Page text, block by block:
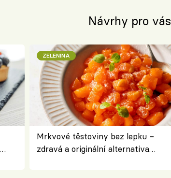
Návrhy pro vás
ZELENINA
Mrkvové těstoviny bez lepku –
zdravá a originální alternativa